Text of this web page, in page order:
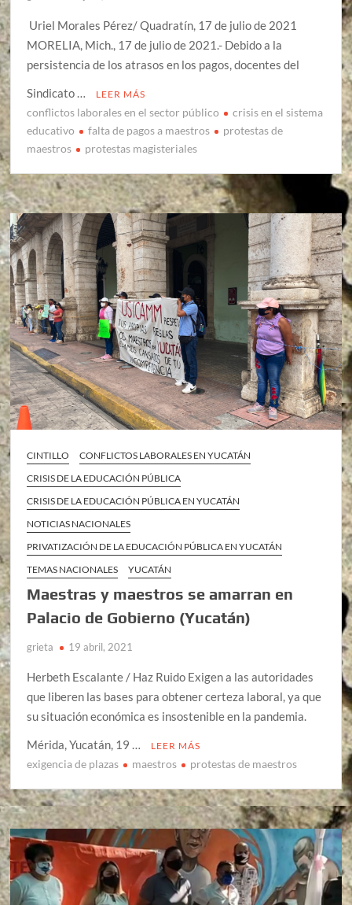
Uriel Morales Pérez/ Quadratín, 17 de julio de 2021
MORELIA, Mich., 17 de julio de 2021.- Debido a la
persistencia de los atrasos en los pagos, docentes del
Sindicato …
LEER MÁS
conflictos laborales en el sector público
crisis en el sistema
educativo
falta de pagos a maestros
protestas de
maestros
protestas magisteriales
CINTILLO
CONFLICTOS LABORALES EN YUCATÁN
CRISIS DE LA EDUCACIÓN PÚBLICA
CRISIS DE LA EDUCACIÓN PÚBLICA EN YUCATÁN
NOTICIAS NACIONALES
PRIVATIZACIÓN DE LA EDUCACIÓN PÚBLICA EN YUCATÁN
TEMAS NACIONALES
YUCATÁN
Maestras y maestros se amarran en
Palacio de Gobierno (Yucatán)
grieta 19 abril, 2021
Herbeth Escalante / Haz Ruido Exigen a las autoridades
que liberen las bases para obtener certeza laboral, ya que
su situación económica es insostenible en la pandemia.
Mérida, Yucatán, 19 …
LEER MÁS
exigencia de plazas maestros protestas de maestros